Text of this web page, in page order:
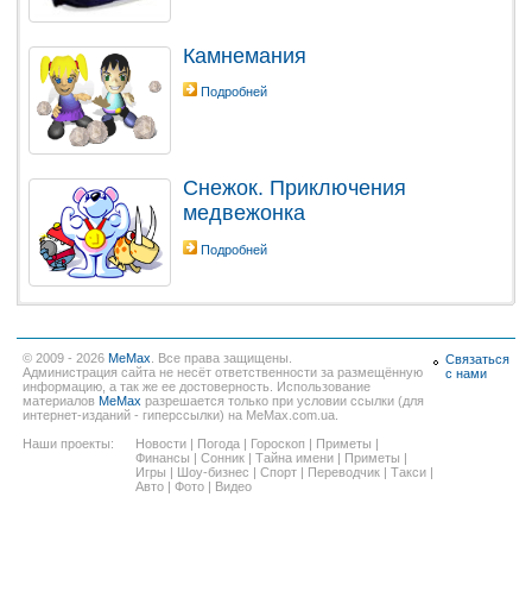
Камнемания
Подробней
Снежок. Приключения
медвежонка
Подробней
© 2009 - 2026 MeMax . Все права защищены.
Администрация сайта не несёт ответственности за размещённую
информацию, а так же ее достоверность. Использование
материалов MeMax разрешается только при условии ссылки (для
интернет-изданий - гиперссылки) на MeMax.com.ua.
Наши проекты:
Новости | Погода | Гороскоп | Приметы |
Финансы | Сонник | Тайна имени | Приметы |
Игры | Шоу-бизнес | Спорт | Переводчик | Такси |
Авто | Фото | Видео
Связаться
с нами